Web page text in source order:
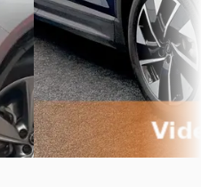
Doesburg 4,9 (138)
Bekijk aanbieding →
Vergelijk